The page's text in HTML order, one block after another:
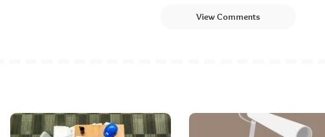
View Comments